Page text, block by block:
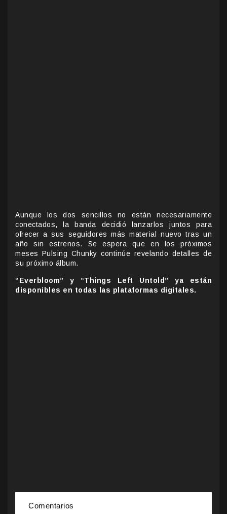
Aunque los dos sencillos no están necesariamente
conectados, la banda decidió lanzarlos juntos para
ofrecer a sus seguidores más material nuevo tras un
año sin estrenos. Se espera que en los próximos
meses Pulsing Chunky continúe revelando detalles de
su próximo álbum.
“Everbloom” y “Things Left Untold” ya están
disponibles en todas las plataformas digitales.
Comentarios